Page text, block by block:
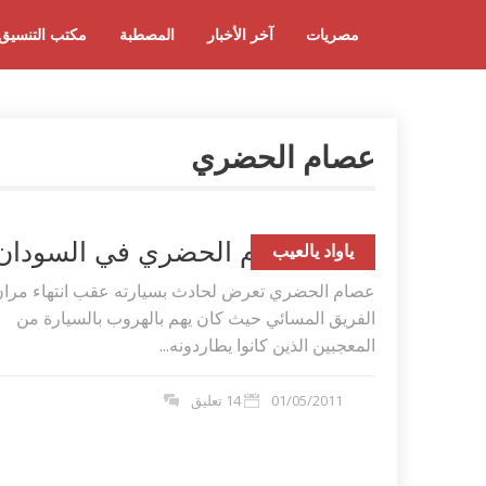
مكتب المصطبة آخر الأخبار مصريات
عصام الحضري
ياواد يالعيب
حادث عصام الحضري في
عصام الحضري تعرض لحادث بسيارته عقب انتهاء
الفريق المسائي حيث كان يهم بالهروب بالسيارة من
المعجبين الذين كانوا يطاردونه...
01/05/2011 14 تعليق